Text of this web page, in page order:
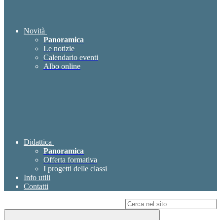
Novità
Panoramica
Le notizie
Calendario eventi
Albo online
Didattica
Panoramica
Offerta formativa
I progetti delle classi
Info utili
Contatti